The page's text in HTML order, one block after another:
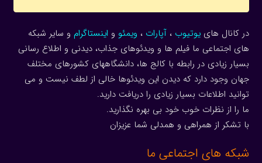
در کانال هاییوتیوب ، آپارات ، ویمئو و اینستاگرام و سایر شبکه
های اجتماعی ما فیلم ها و ویدئوهای جذاب، دیدنی و اطلاع رسانی
بسیار زیادی در رابطه با کالج ها، دانشگاههای کشورهای مختلف
جهان وجود دارد که دیدن این ویدئوها خالی از لطف نیست و می
توانید اطلاعات بسیار زیادی را دریافت دارید.
ما را از نظرات خوب خود بی بهره نگذارید.
با تشکر از همراهی و همدلی شما عزیزان
شبکه های اجتماعی ما